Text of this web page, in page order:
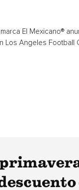
marca El Mexicano®
Los Angeles Football